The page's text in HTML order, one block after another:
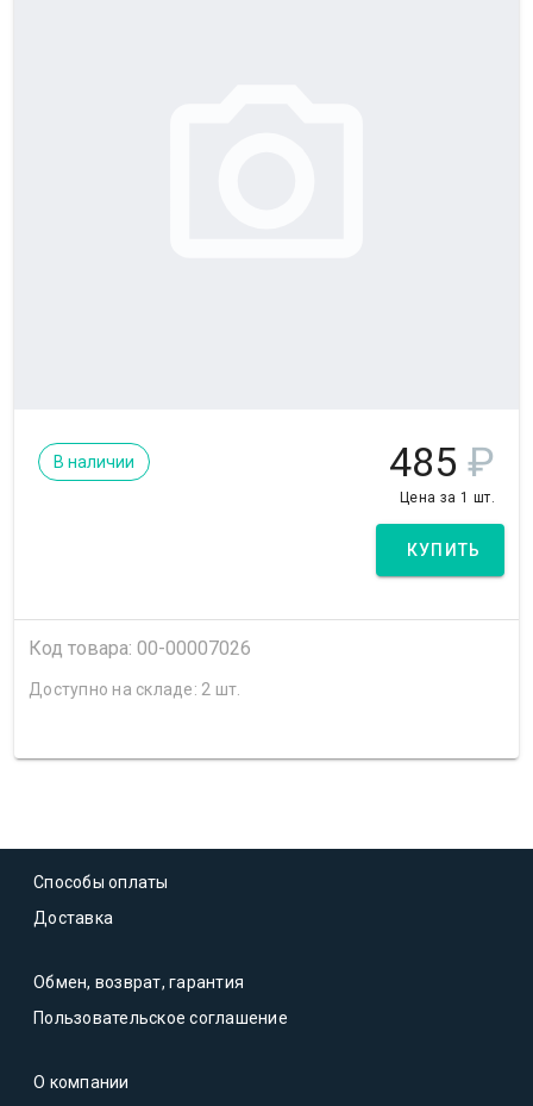
В наличии 485 ₽
Цена за 1 шт.
КУПИТЬ
Код товара: 00-00007026
Доступно на складе: 2 шт.
Способы оплаты
Доставка
Обмен, возврат, гарантия
Пользовательское соглашение
О компании